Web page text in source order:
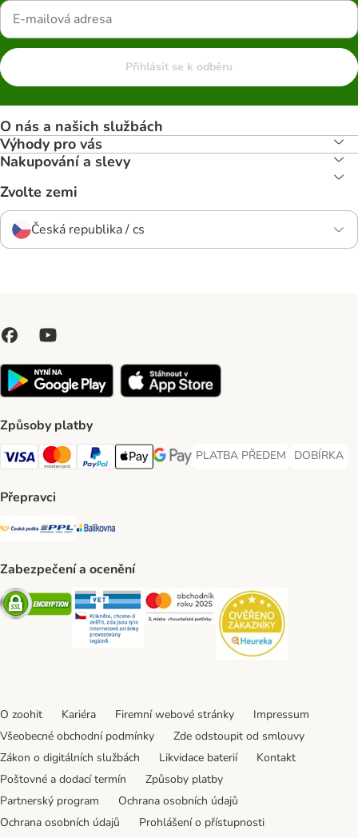
Přihlásit se k odběru
O nás a našich službách
Výhody pro vás
Nakupování a slevy
Zvolte zemi
Česká republika / cs
Způsoby platby
Visa Payment Method
Mastercard Payment Method
PayPal Payment Method
Apple pay Payment Method
GooglePay Payment Method
PLATBA PŘEDEM
PLATBA PŘEDEM Payment
DOBÍRKA
DOBÍRKA
Přepravci
Česká pošta Shipping Method
PPL Shipping Method
Balíkovna Shipping Method
Zabezpečení a ocenění
Security Security Security
O zoohit Kariéra Firemní webové stránky
Impressum
Všeobecné obchodní podmínky
Zde odstoupit od smlouvy
Zákon o digitálních službách
Likvidace baterií
Kontakt
Poštovné a dodací termín
Způsoby platby
Partnerský program
Ochrana osobních údajů
Ochrana osobních údajů
Prohlášení o přístupnosti